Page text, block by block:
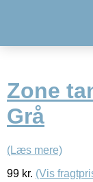
Zone
Grå
(Læs mere)
99 kr. (Vis